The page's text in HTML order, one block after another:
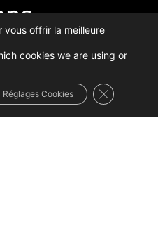
pour un
comprend une
vous offrir la meilleure
cookies we are using or
Réglages Cookies Fermer la